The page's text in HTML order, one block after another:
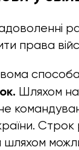
права
Шляхом
шляхом